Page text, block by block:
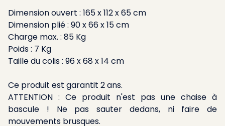
Dimension ouvert : 165 x 112 x 65 cm
Dimension plié : 90 x 66 x 15 cm
Charge max. : 85 Kg
Poids : 7 Kg
Taille du colis : 96 x 68 x 14 cm
Ce produit est garantit 2 ans.
ATTENTION : Ce produit n'est pas une chaise à
bascule ! Ne pas sauter dedans, ni faire de
mouvements brusques.